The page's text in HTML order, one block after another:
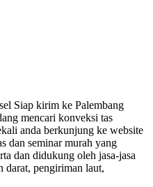
Siap kirim ke Palembang
mencari konveksi tas
anda berkunjung ke website
dan seminar murah yang
dan didukung oleh jasa-jasa
darat, pengiriman laut,